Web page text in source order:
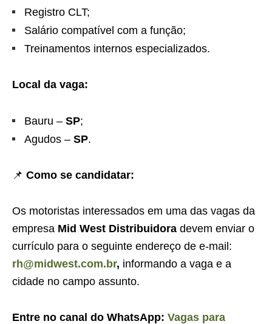
Registro CLT;
Salário compatível com a função;
Treinamentos internos especializados.
Local da vaga:
Bauru – SP;
Agudos – SP.
📌 Como se candidatar:
Os motoristas interessados em uma das vagas da
empresa Mid West Distribuidora devem enviar o
currículo para o seguinte endereço de e-mail:
rh@midwest.com.br, informando a vaga e a
cidade no campo assunto.
Entre no canal do WhatsApp: Vagas para